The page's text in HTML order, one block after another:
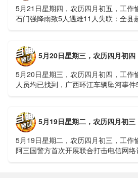
5月21日星期四，农历四月初五，工作
石门强降雨致5人遇难11人失联：全县
5月20日星期三，农历四月初
5月20日星期三，农历四月初四，工作
人员均已找到，广西环江车辆坠河事
5月19日星期二，农历四月初
5月19日星期二，农历四月初三，工作
阿三国警方首次开展联合打击电信网